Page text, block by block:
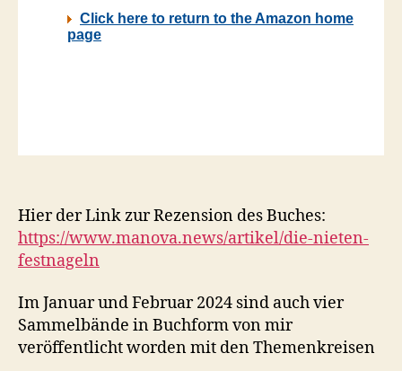
Hier der Link zur Rezension des Buches:
https://www.manova.news/artikel/die-nieten-
festnageln
Im Januar und Februar 2024 sind auch vier
Sammelbände in Buchform von mir
veröffentlicht worden mit den Themenkreisen